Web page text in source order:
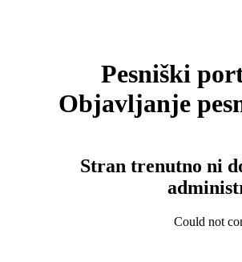
Pesniški
Objavljanje
Stran trenutno ni
Could not